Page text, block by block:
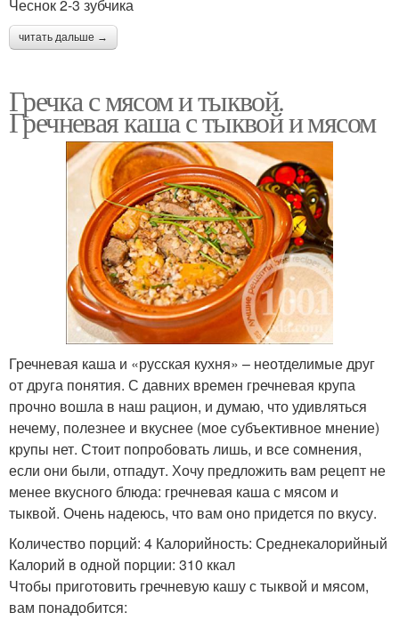
Чеснок 2-3 зубчика
читать дальше →
Гречка с мясом и тыквой.
Гречневая каша с тыквой и мясом
Гречневая каша и «русская кухня» – неотделимые друг
от друга понятия. С давних времен гречневая крупа
прочно вошла в наш рацион, и думаю, что удивляться
нечему, полезнее и вкуснее (мое субъективное мнение)
крупы нет. Стоит попробовать лишь, и все сомнения,
если они были, отпадут. Хочу предложить вам рецепт не
менее вкусного блюда: гречневая каша с мясом и
тыквой. Очень надеюсь, что вам оно придется по вкусу.
Количество порций: 4 Калорийность: Среднекалорийный
Калорий в одной порции: 310 ккал
Чтобы приготовить гречневую кашу с тыквой и мясом,
вам понадобится: